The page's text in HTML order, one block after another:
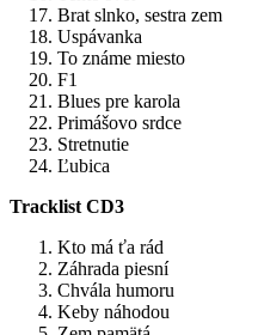
Brat slnko, sestra zem
Uspávanka
To známe miesto
F1
Blues pre karola
Primášovo srdce
Stretnutie
Ľubica
Tracklist CD3
Kto má ťa rád
Záhrada piesní
Chvála humoru
Keby náhodou